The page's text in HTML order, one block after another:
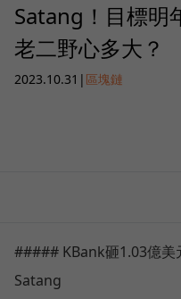
Satang！目標明
老二野心多大？
2023.10.31 | 區塊鏈
##### KBank砸1.03億美
Satang